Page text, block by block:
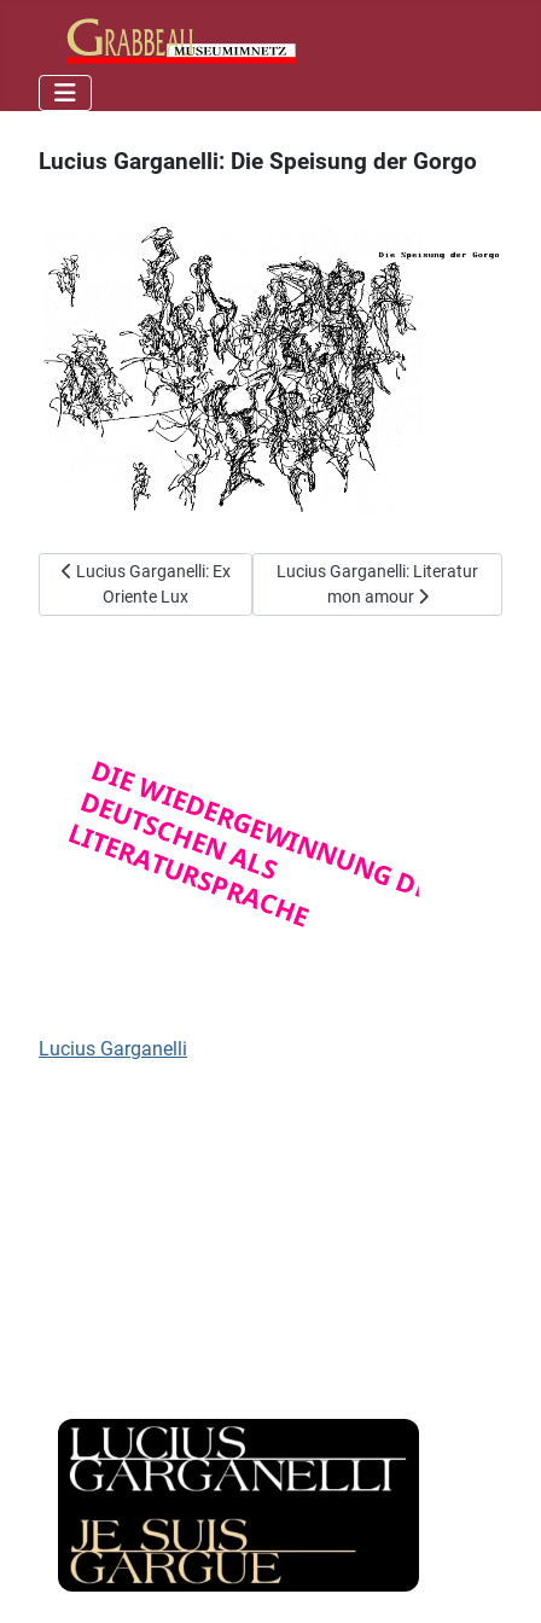
Lucius Garganelli: Die Speisung der Gorgo
Vorheriger Beitrag: Lucius Garganelli: Ex Oriente Lux
Lucius Garganelli: Ex
Oriente Lux
Nächster Beitrag: Lucius
Lucius Garganelli: Literatur
mon amour
Lucius Garganelli